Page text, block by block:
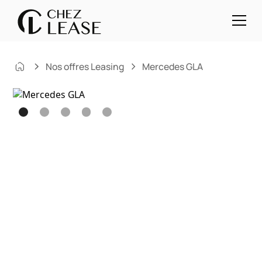
Nos offres Leasing Mercedes GLA